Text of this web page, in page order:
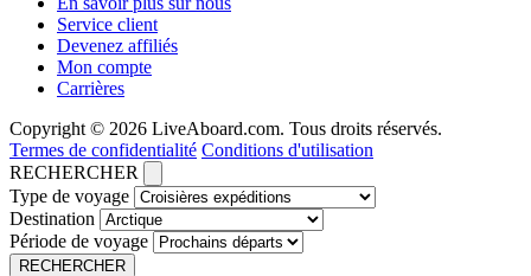
Service client
Devenez affiliés
Mon compte
Carrières
Copyright © 2026 LiveAboard.com. Tous droits réservés.
Termes de confidentialité Conditions d'utilisation
RECHERCHER
Type de voyage
Destination
Période de voyage
RECHERCHER